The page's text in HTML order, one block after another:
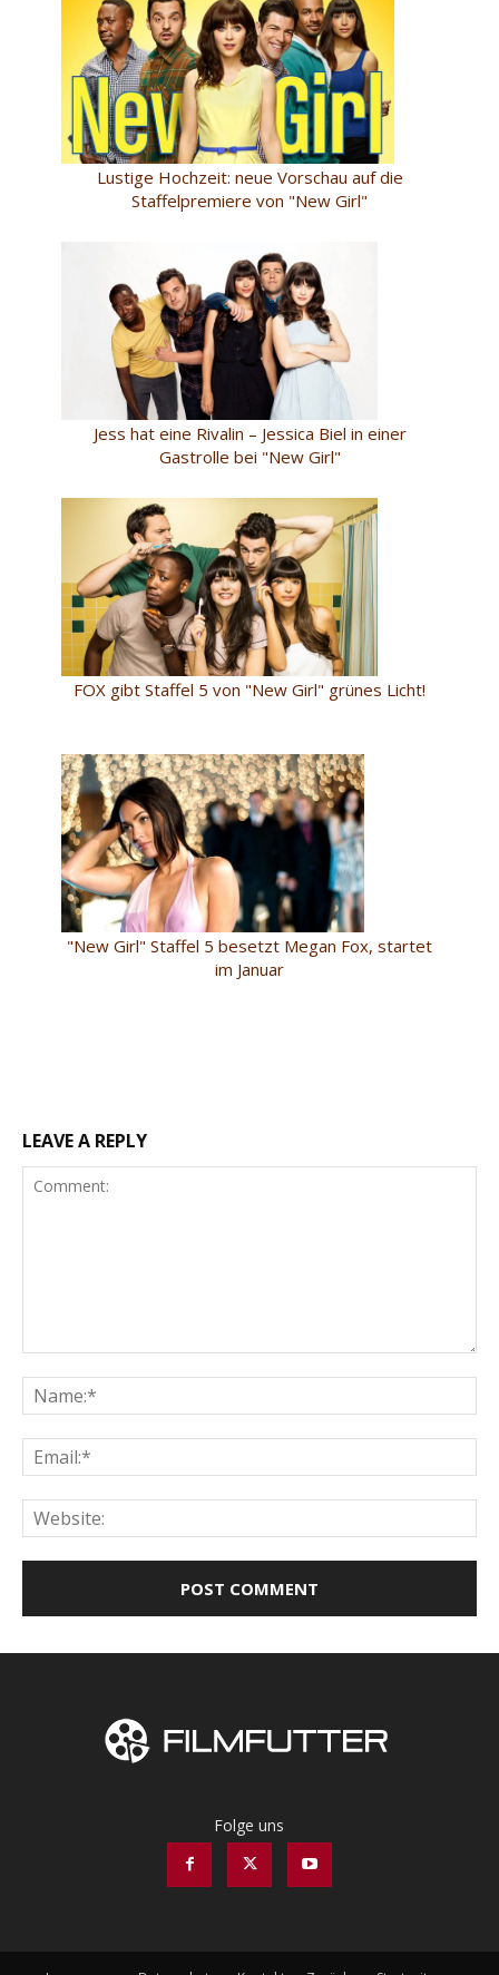
Lustige Hochzeit: neue Vorschau auf die
Staffelpremiere von "New Girl"
Jess hat eine Rivalin – Jessica Biel in einer
Gastrolle bei "New Girl"
FOX gibt Staffel 5 von "New Girl" grünes Licht!
"New Girl" Staffel 5 besetzt Megan Fox, startet
im Januar
LEAVE A REPLY
Folge uns